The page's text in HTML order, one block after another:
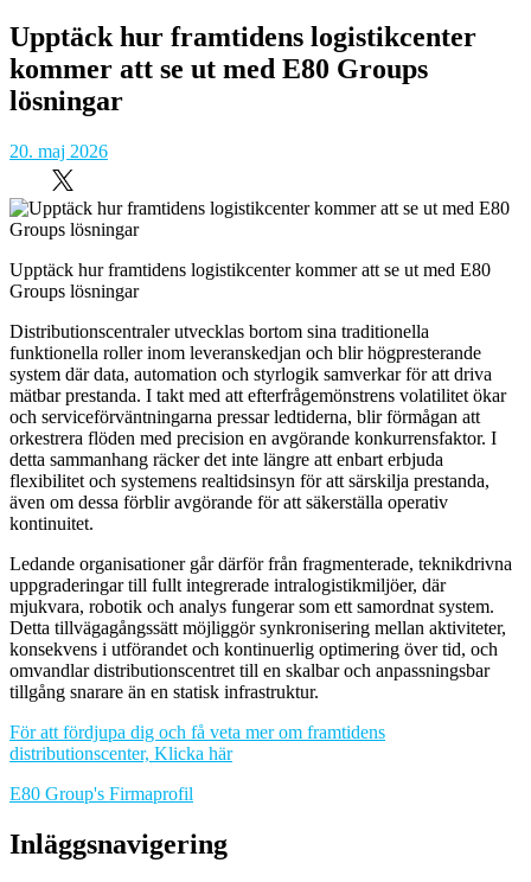
Upptäck hur framtidens logistikcenter
kommer att se ut med E80 Groups
lösningar
20. maj 2026
Upptäck hur framtidens logistikcenter kommer att se ut med E80
Groups lösningar
Distributionscentraler utvecklas bortom sina traditionella
funktionella roller inom leveranskedjan och blir högpresterande
system där data, automation och styrlogik samverkar för att driva
mätbar prestanda. I takt med att efterfrågemönstrens volatilitet ökar
och serviceförväntningarna pressar ledtiderna, blir förmågan att
orkestrera flöden med precision en avgörande konkurrensfaktor. I
detta sammanhang räcker det inte längre att enbart erbjuda
flexibilitet och systemens realtidsinsyn för att särskilja prestanda,
även om dessa förblir avgörande för att säkerställa operativ
kontinuitet.
Ledande organisationer går därför från fragmenterade, teknikdrivna
uppgraderingar till fullt integrerade intralogistikmiljöer, där
mjukvara, robotik och analys fungerar som ett samordnat system.
Detta tillvägagångssätt möjliggör synkronisering mellan aktiviteter,
konsekvens i utförandet och kontinuerlig optimering över tid, och
omvandlar distributionscentret till en skalbar och anpassningsbar
tillgång snarare än en statisk infrastruktur.
För att fördjupa dig och få veta mer om framtidens
distributionscenter, Klicka här
E80 Group's Firmaprofil
Inläggsnavigering